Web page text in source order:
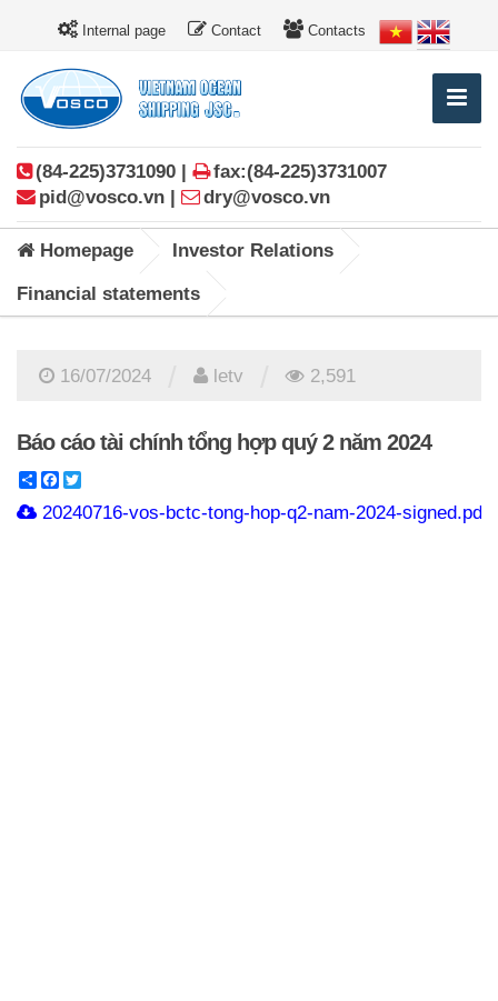
Internal page Contact Contacts
(84-225)3731090 |
fax:(84-225)3731007
pid@vosco.vn |
dry@vosco.vn
Homepage Investor Relations
Financial statements
16/07/2024 letv 2,591
Báo cáo tài chính tổng hợp quý 2 năm 2024
ShareFacebook
20240716-vos-bctc-tong-hop-q2-nam-2024-signed.pdf